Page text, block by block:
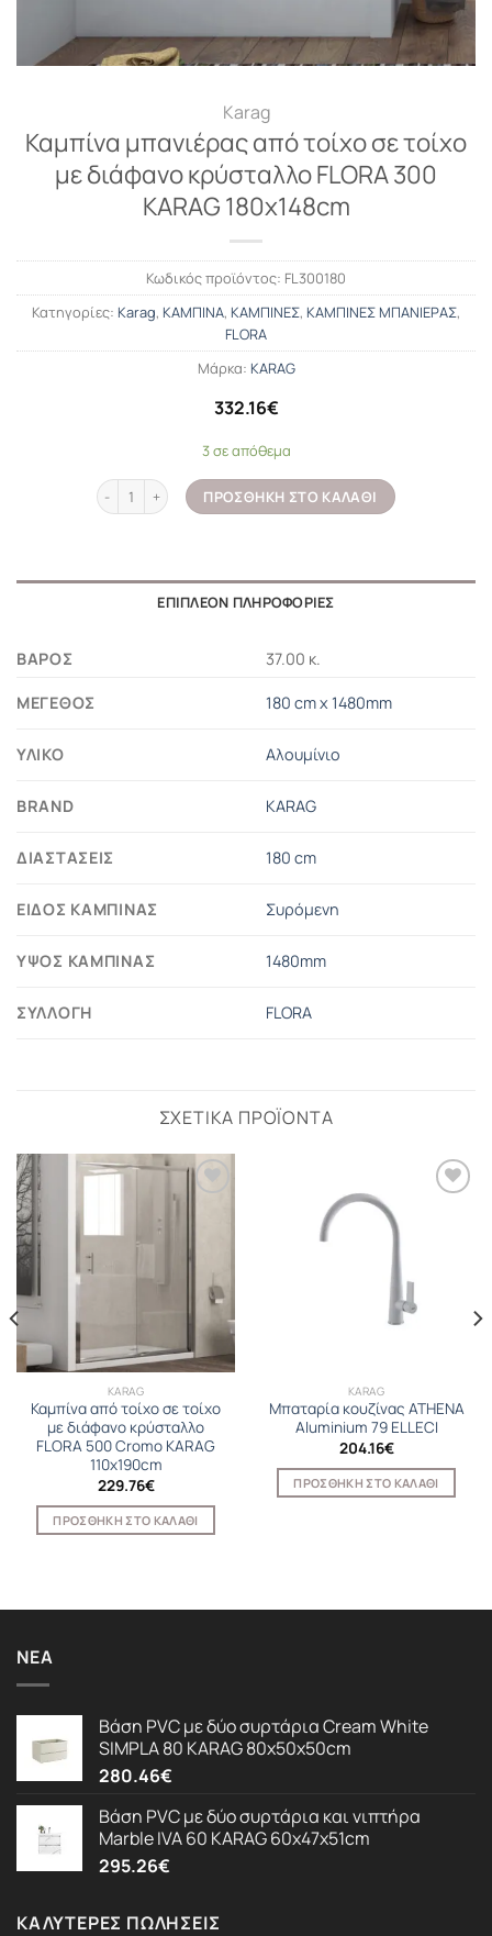
Karag
Καμπίνα μπανιέρας από τοίχο σε τοίχο
με διάφανο κρύσταλλο FLORA 300
KARAG 180x148cm
Κωδικός προϊόντος: FL300180
Κατηγορίες: Karag, ΚΑΜΠΙΝΑ, ΚΑΜΠΙΝΕΣ, ΚΑΜΠΙΝΕΣ ΜΠΑΝΙΕΡΑΣ,
FLORA
Μάρκα: KARAG
332.16€
3 σε απόθεμα
Καμπίνα μπανιέρας από τοίχο σε τοίχο με διάφανο κρύσταλλο
ΠΡΟΣΘΉΚΗ ΣΤΟ ΚΑΛΆΘΙ
ΕΠΙΠΛΈΟΝ ΠΛΗΡΟΦΟΡΊΕΣ
ΒΆΡΟΣ 37.00 κ.
ΜΈΓΕΘΟΣ 180 cm x 1480mm
ΥΛΙΚΌ Αλουμίνιο
BRAND KARAG
ΔΙΑΣΤΆΣΕΙΣ 180 cm
ΕΊΔΟΣ ΚΑΜΠΊΝΑΣ Συρόμενη
ΎΨΟΣ ΚΑΜΠΊΝΑΣ 1480mm
ΣΥΛΛΟΓΉ FLORA
ΣΧΕΤΙΚΆ ΠΡΟΪΌΝΤΑ
KARAG
Καμπίνα από τοίχο σε τοίχο
με διάφανο κρύσταλλο
FLORA 500 Cromo KARAG
110x190cm
229.76€
ΠΡΟΣΘΉΚΗ ΣΤΟ ΚΑΛΆΘΙ
KARAG
Μπαταρία κουζίνας ATHENA
Aluminium 79 ELLECI
204.16€
ΠΡΟΣΘΉΚΗ ΣΤΟ ΚΑΛΆΘΙ
ΝΈΑ
Βάση PVC με δύο συρτάρια Cream White
SIMPLA 80 KARAG 80x50x50cm
280.46€
Βάση PVC με δύο συρτάρια και νιπτήρα
Marble IVA 60 KARAG 60x47x51cm
295.26€
ΚΑΛΎΤΕΡΕΣ ΠΩΛΉΣΕΙΣ